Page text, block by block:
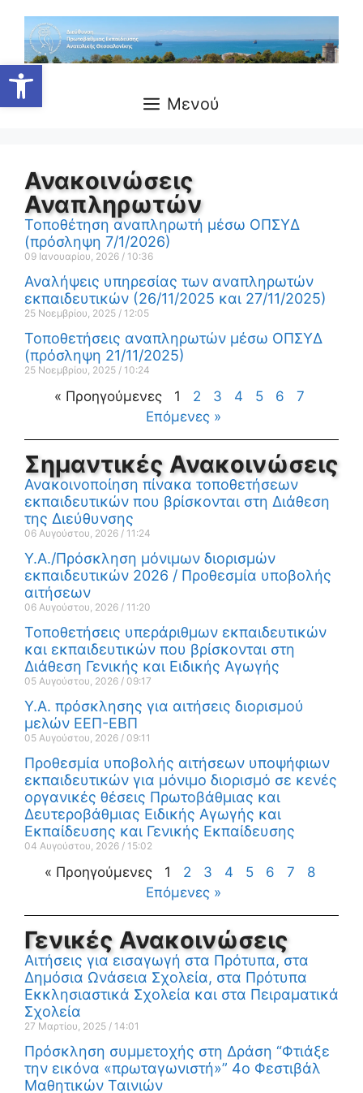
Ανοίξτε τη γραμμή εργαλείων
Μενού
Ανακοινώσεις
Αναπληρωτών
Τοποθέτηση αναπληρωτή μέσω ΟΠΣΥΔ
(πρόσληψη 7/1/2026)
09 Ιανουαρίου, 2026 10:36
Αναλήψεις υπηρεσίας των αναπληρωτών
εκπαιδευτικών (26/11/2025 και 27/11/2025)
25 Νοεμβρίου, 2025 12:05
Τοποθετήσεις αναπληρωτών μέσω ΟΠΣΥΔ
(πρόσληψη 21/11/2025)
25 Νοεμβρίου, 2025 10:24
« Προηγούμενες 1 2 3 4 5 6
7
Επόμενες »
Σημαντικές Ανακοινώσεις
Ανακοινοποίηση πίνακα τοποθετήσεων
εκπαιδευτικών που βρίσκονται στη Διάθεση
της Διεύθυνσης
06 Αυγούστου, 2026 11:24
Υ.Α./Πρόσκληση μόνιμων διορισμών
εκπαιδευτικών 2026 / Προθεσμία υποβολής
αιτήσεων
06 Αυγούστου, 2026 11:20
Τοποθετήσεις υπεράριθμων εκπαιδευτικών
και εκπαιδευτικών που βρίσκονται στη
Διάθεση Γενικής και Ειδικής Αγωγής
05 Αυγούστου, 2026 09:17
Υ.Α. πρόσκλησης για αιτήσεις διορισμού
μελών ΕΕΠ-ΕΒΠ
05 Αυγούστου, 2026 09:11
Προθεσμία υποβολής αιτήσεων υποψήφιων
εκπαιδευτικών για μόνιμο διορισμό σε κενές
οργανικές θέσεις Πρωτοβάθμιας και
Δευτεροβάθμιας Ειδικής Αγωγής και
Εκπαίδευσης και Γενικής Εκπαίδευσης
04 Αυγούστου, 2026 15:02
« Προηγούμενες 1 2 3 4 5 6 7
8
Επόμενες »
Γενικές Ανακοινώσεις
Αιτήσεις για εισαγωγή στα Πρότυπα, στα
Δημόσια Ωνάσεια Σχολεία, στα Πρότυπα
Εκκλησιαστικά Σχολεία και στα Πειραματικά
Σχολεία
27 Μαρτίου, 2025 14:01
Πρόσκληση συμμετοχής στη Δράση “Φτιάξε
την εικόνα «πρωταγωνιστή»” 4ο Φεστιβάλ
Μαθητικών Ταινιών